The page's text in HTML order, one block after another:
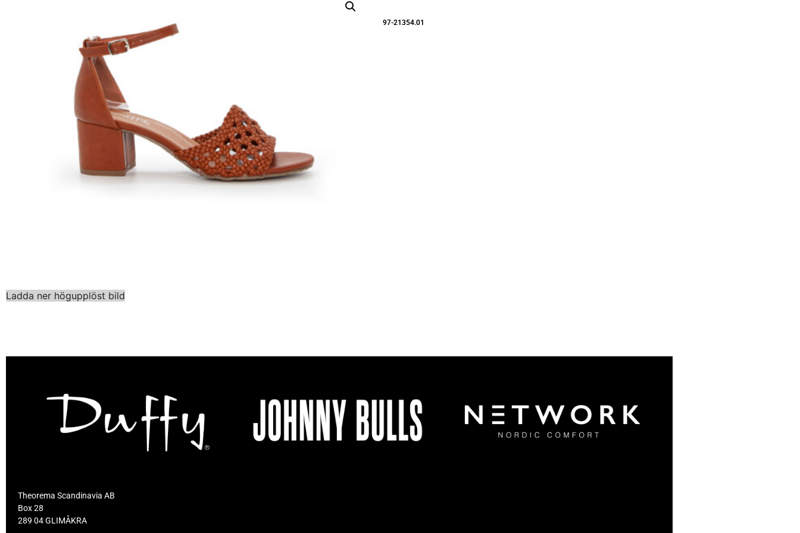
Ladda ner högupplöst bild
97-21354.01
Theorema Scandinavia AB
Box 28
289 04 GLIMÅKRA